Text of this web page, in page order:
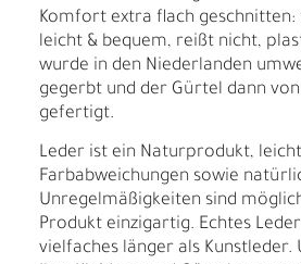
Komfort extra flach
leicht & bequem, reißt nicht,
wurde in den Niederlanden
gegerbt und der Gürtel dann
gefertigt.
Leder ist ein Naturprodukt,
Farbabweichungen sowie
Unregelmäßigkeiten sind
Produkt einzigartig. Echtes
vielfaches länger als Kunstleder.